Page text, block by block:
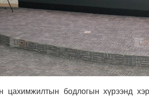
цахимжилтын бодлогын хүрээнд